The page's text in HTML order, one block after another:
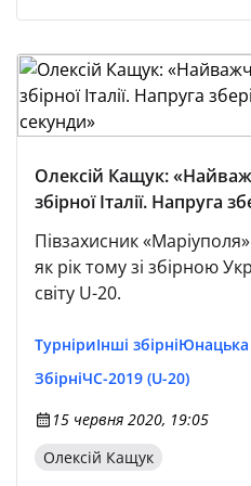
Олексій Кащук:
збірної Італії. Напруга
секунди»
Півзахисник
як рік тому зі збірною
світу U-20.
ТурніриІнші збірніЮнацька
ЗбірніЧС-2019 (U-20)
15 червня 2020, 19:05
Олексій Кащук